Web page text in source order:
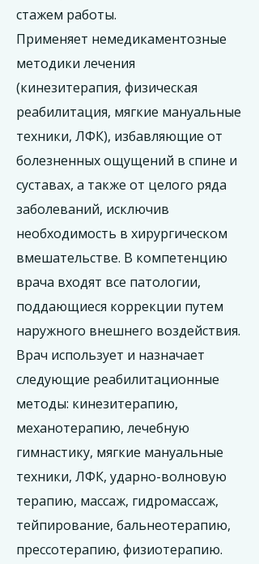
стажем работы.
Применяет немедикаментозные
методики лечения
(кинезитерапия, физическая
реабилитация, мягкие мануальные
техники, ЛФК), избавляющие от
болезненных ощущений в спине и
суставах, а также от целого ряда
заболеваний, исключив
необходимость в хирургическом
вмешательстве. В компетенцию
врача входят все патологии,
поддающиеся коррекции путем
наружного внешнего воздействия.
Врач использует и назначает
следующие реабилитационные
методы: кинезитерапию,
механотерапию, лечебную
гимнастику, мягкие мануальные
техники, ЛФК, ударно-волновую
терапию, массаж, гидромассаж,
тейпирование, бальнеотерапию,
прессотерапию, физиотерапию.